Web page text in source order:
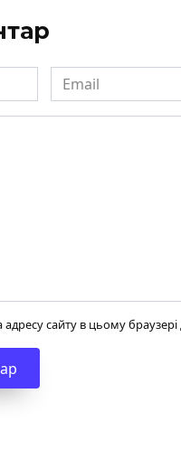
Email
адресу сайту в цьому